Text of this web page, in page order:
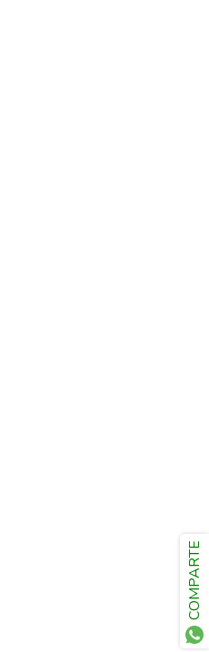
COMPARTE